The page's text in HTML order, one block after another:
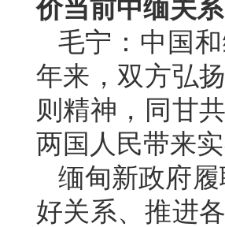
价当前中缅关
毛宁：中国
年来，双方弘
则精神，同甘
两国人民带来
缅甸新政府
好关系、推进